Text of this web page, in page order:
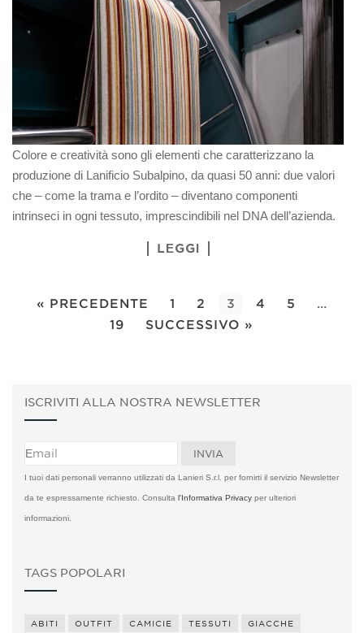
Colore e creatività sono gli elementi che caratterizzano la
produzione di Lanificio Subalpino, da quasi 50 anni: due valori
che – come la trama e l’ordito – diventano componenti
intrinseci in ogni tessuto, imprescindibili nel DNA dell’azienda.
LEGGI
« PRECEDENTE 1 2 3 4 5
…
19
SUCCESSIVO »
ISCRIVITI ALLA NOSTRA NEWSLETTER
I tuoi dati personali verranno utilizzati da Lanieri S.r.l. per fornirti il servizio Newsletter
da te espressamente richiesto. Consulta l'Informativa Privacy per ulteriori
informazioni.
TAGS POPOLARI
ABITI OUTFIT CAMICIE TESSUTI GIACCHE